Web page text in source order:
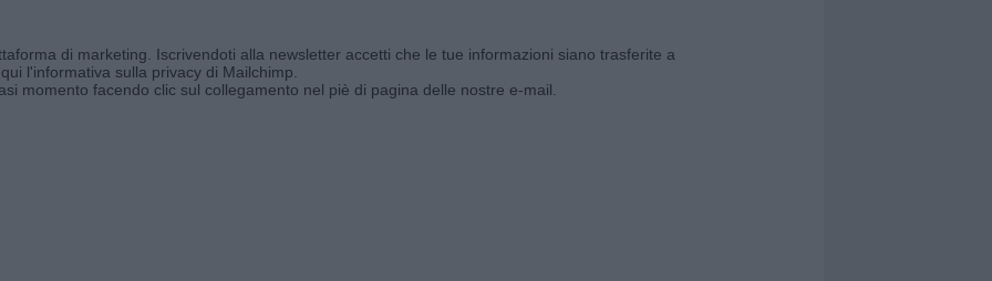
di marketing. Iscrivendoti alla newsletter accetti che le tue informazioni siano trasferite a
l'informativa sulla privacy di Mailchimp
momento facendo clic sul collegamento nel piè di pagina delle nostre e-mail.